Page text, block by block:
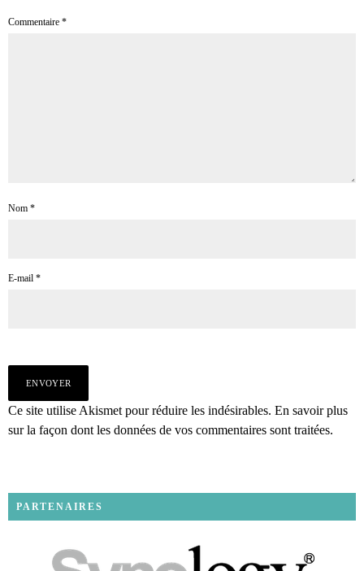
Commentaire *
Nom *
E-mail *
Ce site utilise Akismet pour réduire les indésirables. En savoir plus
sur la façon dont les données de vos commentaires sont traitées.
PARTENAIRES